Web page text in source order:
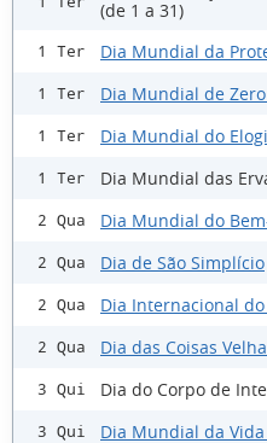
(de 1 a 31)
1 Ter Dia Mundial da
1 Ter Dia Mundial de
1 Ter Dia Mundial do
1 Ter Dia Mundial das
2 Qua Dia Mundial do
2 Qua Dia de São Simplício
2 Qua Dia Internacional
2 Qua Dia das Coisas
3 Qui Dia do Corpo de
3 Qui Dia Mundial da Vida